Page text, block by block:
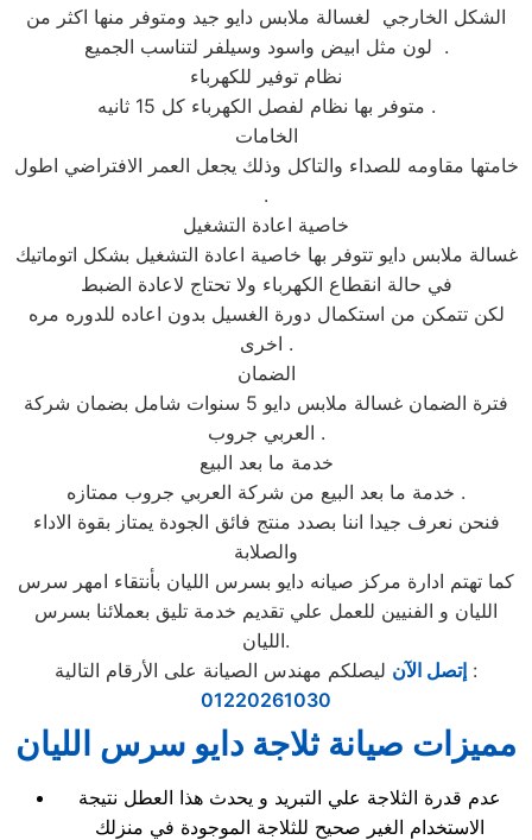
الشكل الخارجي لغسالة ملابس دايو جيد ومتوفر منها اكثر من
لون مثل ابيض واسود وسيلفر لتناسب الجميع .
نظام توفير للكهرباء
متوفر بها نظام لفصل الكهرباء كل 15 ثانيه .
الخامات
خامتها مقاومه للصداء والتاكل وذلك يجعل العمر الافتراضي اطول
.
خاصية اعادة التشغيل
غسالة ملابس دايو تتوفر بها خاصية اعادة التشغيل بشكل اتوماتيك
في حالة انقطاع الكهرباء ولا تحتاج لاعادة الضبط
لكن تتمكن من استكمال دورة الغسيل بدون اعاده للدوره مره
اخرى .
الضمان
فترة الضمان غسالة ملابس دايو 5 سنوات شامل بضمان شركة
العربي جروب .
خدمة ما بعد البيع
خدمة ما بعد البيع من شركة العربي جروب ممتازه .
فنحن نعرف جيدا اننا بصدد منتج فائق الجودة يمتاز بقوة الاداء
والصلابة
كما تهتم ادارة مركز صيانه دايو بسرس الليان بأنتقاء امهر سرس
الليان و الفنيين للعمل علي تقديم خدمة تليق بعملائنا بسرس
الليان.
إتصل الآن ليصلكم مهندس الصيانة على الأرقام التالية :
01220261030
مميزات صيانة ثلاجة دايو سرس الليان
عدم قدرة الثلاجة علي التبريد و يحدث هذا العطل نتيجة
الاستخدام الغير صحيح للثلاجة الموجودة في منزلك